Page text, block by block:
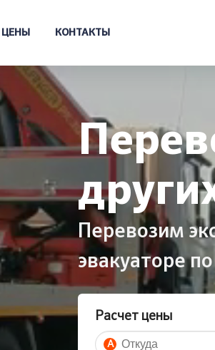
ЦЕНЫ КОНТАКТЫ
Перевозим
эвакуаторе
Расчет цены
A